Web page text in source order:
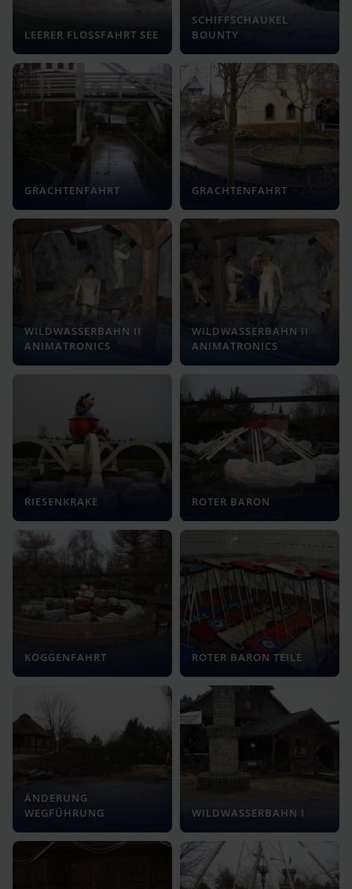
LEERER FLOSSFAHRT SEE
SCHIFFSCHAUKEL
BOUNTY
GRACHTENFAHRT GRACHTENFAHRT
WILDWASSERBAHN II
ANIMATRONICS
WILDWASSERBAHN II
ANIMATRONICS
RIESENKRAKE ROTER BARON
KOGGENFAHRT ROTER BARON TEILE
ÄNDERUNG
WEGFÜHRUNG
WILDWASSERBAHN I